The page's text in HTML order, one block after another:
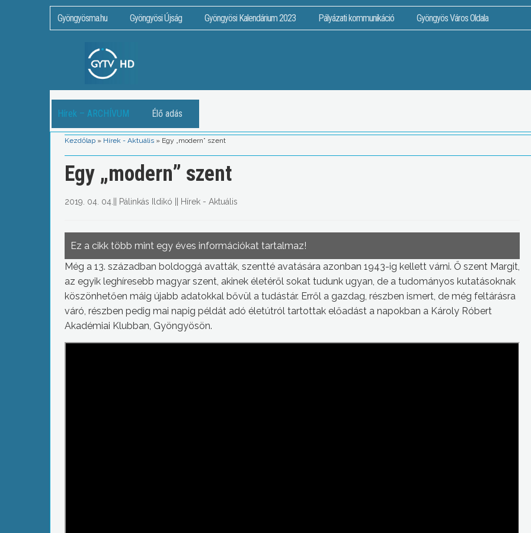
Gyöngyösma.hu Gyöngyösi Újság Gyöngyösi Kalendárium 2023 Pályázati kommunikáció Gyöngyös Város Oldala
Hírek – ARCHÍVUM Élő adás
Kezdőlap » Hírek - Aktuális » Egy „modern” szent
Egy „modern” szent
2019. 04. 04. Pálinkás Ildikó Hírek - Aktuális
Ez a cikk több mint egy éves információkat tartalmaz!
Még a 13. században boldoggá avatták, szentté avatására azonban 1943-ig kellett várni. Ő szent Margit,
az egyik leghíresebb magyar szent, akinek életéről sokat tudunk ugyan, de a tudományos kutatásoknak
köszönhetően máig újabb adatokkal bővül a tudástár. Erről a gazdag, részben ismert, de még feltárásra
váró, részben pedig mai napig példát adó életútról tartottak előadást a napokban a Károly Róbert
Akadémiai Klubban, Gyöngyösön.